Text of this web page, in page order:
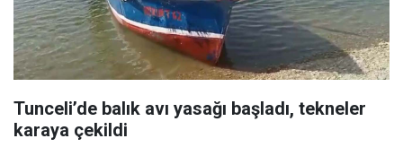
Tunceli’de balık avı yasağı başladı, tekneler
karaya çekildi